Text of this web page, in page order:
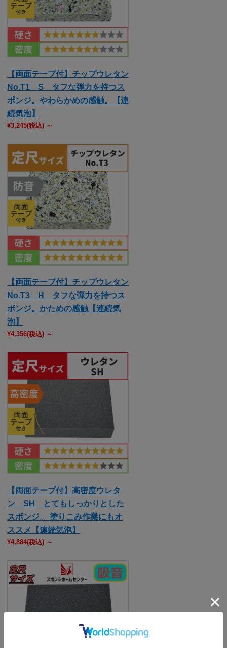
【両面テープ付】チップウレタン
No.T1 S タフな弾力を持つス
ポンジ。やわらかめの感触。【連
続気泡】
¥3,245(税込) ～
【両面テープ付】チップウレタン
No.T3 H タフな弾力を持つス
ポンジ。かための感触【連続気
泡】
¥4,356(税込) ～
【両面テープ付】高密度ウレタ
ン SH とてもしっかりとした
スポンジ。 塗りこみ作業にもオ
ススメ【連続気泡】
¥4,884(税込) ～